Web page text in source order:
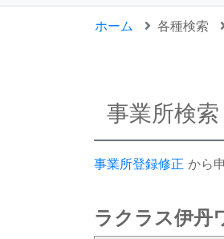
ホーム 各種検索
事業所検索
事業所登録修正 から
ラクラス伊丹